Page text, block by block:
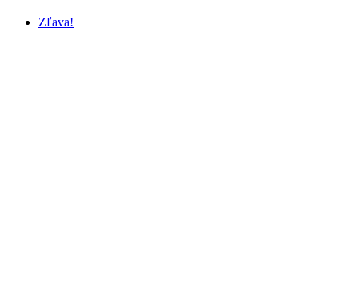
Zľava!